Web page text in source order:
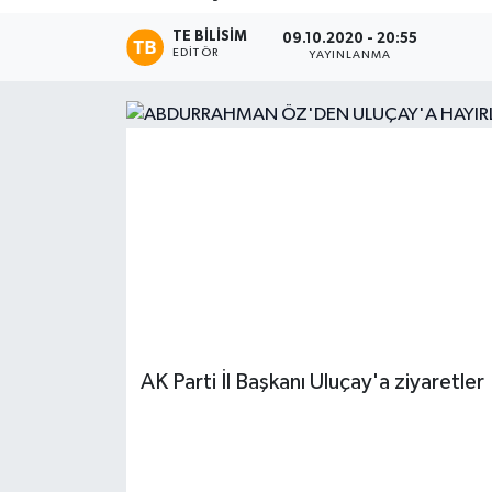
TE BILISIM
EDITÖR
09.10.2020 - 20:55
YAYINLANMA
AK Parti İl Başkanı Uluçay'a ziyaretler
Magazin